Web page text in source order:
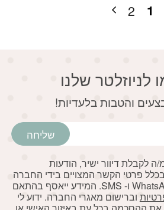
1
2
לניוזלטר שלנו
והטבות בלעדיות!
דוא׳׳ל
שליחה
לקבלת דיוור ישיר, הודעות
בכלל פרטי הקשר המצויים בידי החברה
ובכלל זה דוא"ל, WhatsApp ו- SMS. המידע ייאסף בהתאם
וברישום מאגרי החברה. ידוע לי